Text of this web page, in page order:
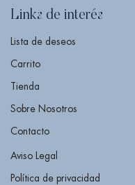
Links de interés
Lista de deseos
Carrito
Tienda
Sobre Nosotros
Contacto
Aviso Legal
Política de privacidad